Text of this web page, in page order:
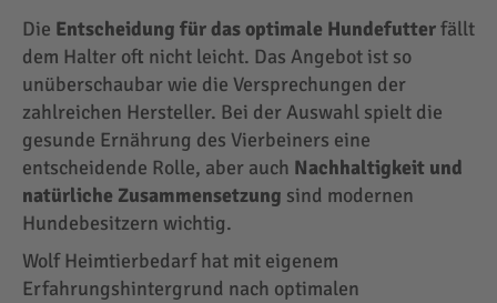
Die Entscheidung für das optimale Hundefutterfällt
dem Halter oft nicht leicht. Das Angebot ist so
unüberschaubar wie die Versprechungen der
zahlreichen Hersteller. Bei der Auswahl spielt die
gesunde Ernährung des Vierbeiners eine
entscheidende Rolle, aber auch Nachhaltigkeit und
natürliche Zusammensetzung sind modernen
Hundebesitzern wichtig.
Wolf Heimtierbedarf hat mit eigenem
Erfahrungshintergrund nach optimalen